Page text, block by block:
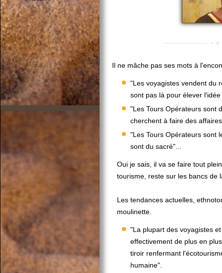
Il ne mâche pas ses mots à
"Les voyagistes vendent du
sont pas là pour élever
"Les Tours Opérateurs sont
cherchent à faire des
"Les Tours Opérateurs sont
sont du sacré"...
Oui je sais, il va se faire tout
tourisme, reste sur les bancs de
Les tendances actuelles,
moulinette.
"La plupart des voyagistes
effectivement de plus en
tiroir renfermant
humaine".